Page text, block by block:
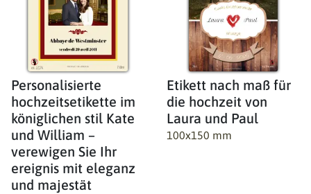
Personalisierte
hochzeitsetikette im
königlichen stil Kate
und William –
verewigen Sie Ihr
ereignis mit eleganz
und majestät
Etikett nach maß für
die hochzeit von
Laura und Paul
100x150 mm